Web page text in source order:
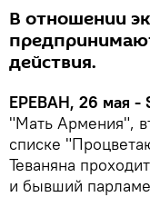
В отношении
действия.
ЕРЕВАН, 26 мая -
"Мать Армения",
списке
Теваняна
и бывший